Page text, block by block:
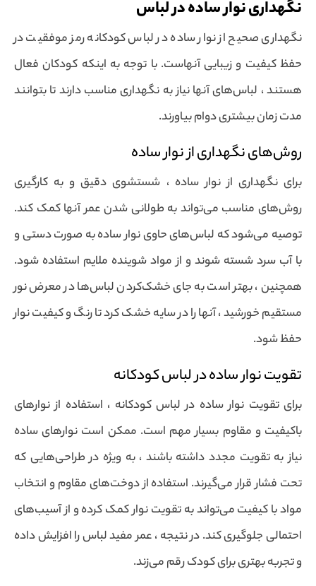
نگهداری نوار ساده در لباس
نگهداری صحیح از نوار ساده در لباس کودکانه رمز موفقیت در
حفظ کیفیت و زیبایی آنهاست. با توجه به اینکه کودکان فعال
هستند ، لباس‌های آنها نیاز به نگهداری مناسب دارند تا بتوانند
مدت زمان بیشتری دوام بیاورند.
روش‌های نگهداری از نوار ساده
برای نگهداری از نوار ساده ، شستشوی دقیق و به کارگیری
روش‌های مناسب می‌تواند به طولا‌نی شدن عمر آنها کمک کند.
توصیه می‌شود که لباس‌های حاوی نوار ساده به صورت دستی و
با آب سرد شسته شوند و از مواد شوینده ملایم استفاده شود.
همچنین ، بهتر است به جای خشک‌کردن لباس‌ها در معرض نور
مستقیم خورشید ، آنها را در سایه خشک کرد تا رنگ و کیفیت نوار
حفظ شود.
تقویت نوار ساده در لباس کودکانه
برای تقویت نوار ساده در لباس کودکانه ، استفاده از نوارهای
باکیفیت و مقاوم بسیار مهم است. ممکن است نوارهای ساده
نیاز به تقویت مجدد داشته باشند ، به ویژه در طراحی‌هایی که
تحت فشار قرار می‌گیرند. استفاده از دوخت‌های مقاوم و انتخاب
مواد با کیفیت می‌تواند به تقویت نوار کمک کرده و از آسیب‌های
احتمالی جلوگیری کند. در نتیجه ، عمر مفید لباس را افزایش داده
و تجربه بهتری برای کودک رقم می‌زند.